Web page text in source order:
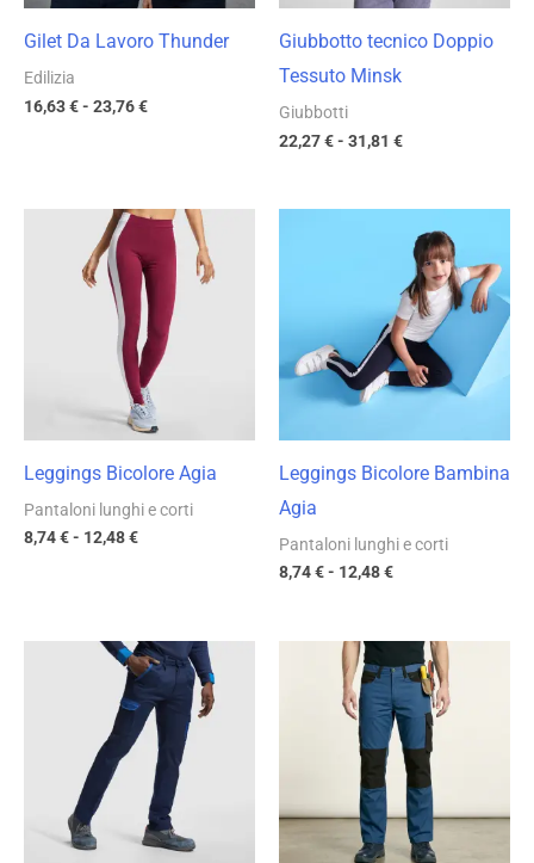
Gilet Da Lavoro Thunder
Edilizia
16,63€- 23,76€
Giubbotto tecnico Doppio
Tessuto Minsk
Giubbotti
22,27€- 31,81 €
Leggings Bicolore Agia
Pantaloni lunghi e corti
8,74€- 12,48€
Fascia
prezzo:
da
8,74 €
a
12,48 €
Leggings Bicolore Bambina
Agia
Pantaloni lunghi e corti
8,74€- 12,48€
prezzo:
da
8,74 €
a
12,48 €
Fascia
di
prezzo:
da
17,71 €
25,30 €
Fascia
di
prezzo:
da
17,62 €
a
25,17 €